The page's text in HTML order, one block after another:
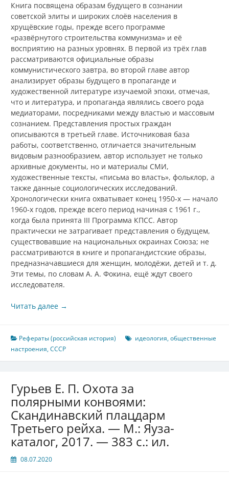
Книга посвящена образам будущего в сознании
советской элиты и широких слоёв населения в
хрущёвские годы, прежде всего программе
«развёрнутого строительства коммунизма» и её
восприятию на разных уровнях. В первой из трёх глав
рассматриваются официальные образы
коммунистического завтра, во второй главе автор
анализирует образы будущего в пропаганде и
художественной литературе изучаемой эпохи, отмечая,
что и литература, и пропаганда являлись своего рода
медиаторами, посредниками между властью и массовым
сознанием. Представления простых граждан
описываются в третьей главе. Источниковая база
работы, соответственно, отличается значительным
видовым разнообразием, автор использует не только
архивные документы, но и материалы СМИ,
художественные тексты, «письма во власть», фольклор, а
также данные социологических исследований.
Хронологически книга охватывает конец 1950‑х — начало
1960‑х годов, прежде всего период начиная с 1961 г.,
когда была принята III Программа КПСС. Автор
практически не затрагивает представления о будущем,
существовавшие на национальных окраинах Союза; не
рассматриваются в книге и пропагандистские образы,
предназначавшиеся для женщин, молодёжи, детей и т. д.
Эти темы, по словам А. А. Фокина, ещё ждут своего
исследователя.
Читать далее →
Рефераты (российская история) идеология,общественные
настроения,СССР
Гурьев Е. П. Охота за
полярными конвоями:
Скандинавский плацдарм
Третьего рейха. — М.: Яуза-
каталог, 2017. — 383 с.: ил.
08.07.2020